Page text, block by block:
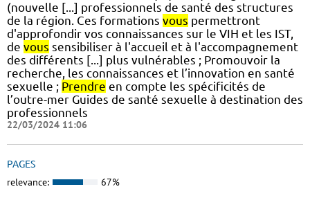
(nouvelle [...] professionnels de santé des structures
de la région. Ces formations vous permettront
d'approfondir vos connaissances sur le VIH et les IST,
de vous sensibiliser à l'accueil et à l'accompagnement
des différents [...] plus vulnérables ; Promouvoir la
recherche, les connaissances et l’innovation en santé
sexuelle ; Prendre en compte les spécificités de
l’outre-mer Guides de santé sexuelle à destination des
professionnels
22/03/2024 11:06
PAGES
relevance: 67%